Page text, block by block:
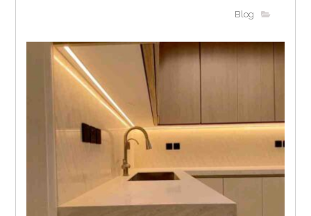
Blog